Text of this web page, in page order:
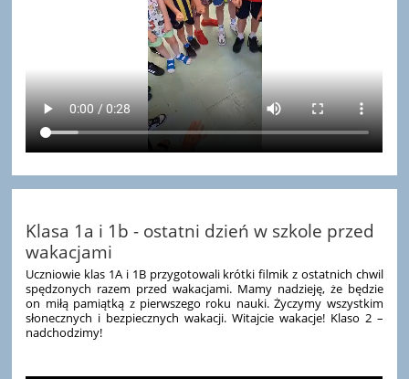
Klasa 1a i 1b - ostatni dzień w szkole przed
wakacjami
Uczniowie klas 1A i 1B przygotowali krótki filmik z ostatnich chwil
spędzonych razem przed wakacjami. Mamy nadzieję, że będzie
on miłą pamiątką z pierwszego roku nauki. Życzymy wszystkim
słonecznych i bezpiecznych wakacji. Witajcie wakacje! Klaso 2 –
nadchodzimy!